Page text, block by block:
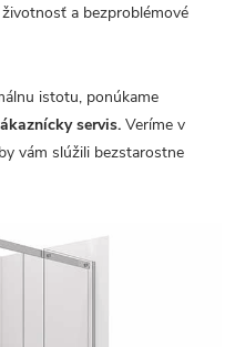
a bezproblémové
istotu, ponúkame
servis. Veríme v
vám slúžili bezstarostne